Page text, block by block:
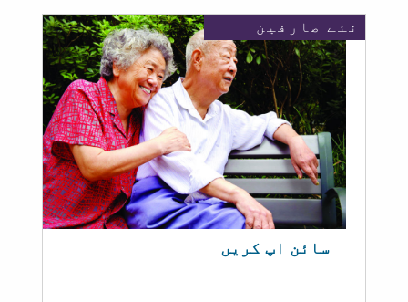
نئے صارفین
سائن اپ کریں